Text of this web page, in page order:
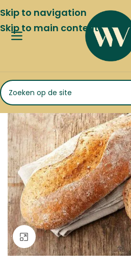
Skip to navigation
Skip to main content
Klik om te vergroten